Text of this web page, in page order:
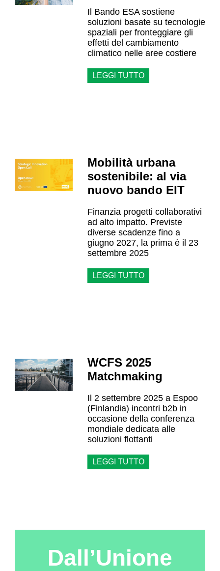
Il Bando ESA sostiene
soluzioni basate su tecnologie
spaziali per fronteggiare gli
effetti del cambiamento
climatico nelle aree costiere
LEGGI TUTTO
Mobilità urbana
sostenibile: al via
nuovo bando EIT
Finanzia progetti collaborativi
ad alto impatto. Previste
diverse scadenze fino a
giugno 2027, la prima è il 23
settembre 2025
LEGGI TUTTO
WCFS 2025
Matchmaking
Il 2 settembre 2025 a Espoo
(Finlandia) incontri b2b in
occasione della conferenza
mondiale dedicata alle
soluzioni flottanti
LEGGI TUTTO
Dall’Unione